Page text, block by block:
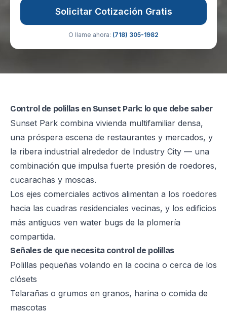
Solicitar Cotización Gratis
O llame ahora: (718) 305-1982
Control de polillas en Sunset Park: lo que debe saber
Sunset Park combina vivienda multifamiliar densa,
una próspera escena de restaurantes y mercados, y
la ribera industrial alrededor de Industry City — una
combinación que impulsa fuerte presión de roedores,
cucarachas y moscas.
Los ejes comerciales activos alimentan a los roedores
hacia las cuadras residenciales vecinas, y los edificios
más antiguos ven water bugs de la plomería
compartida.
Señales de que necesita control de polillas
Polillas pequeñas volando en la cocina o cerca de los
clósets
Telarañas o grumos en granos, harina o comida de
mascotas